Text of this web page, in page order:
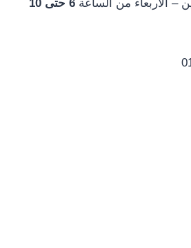
– الأربعاء من الساعة 6 حتى 10